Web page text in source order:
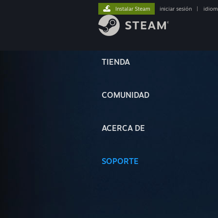
TIENDA
COMUNIDAD
ACERCA DE
SOPORTE
Instalar Steam iniciar sesión